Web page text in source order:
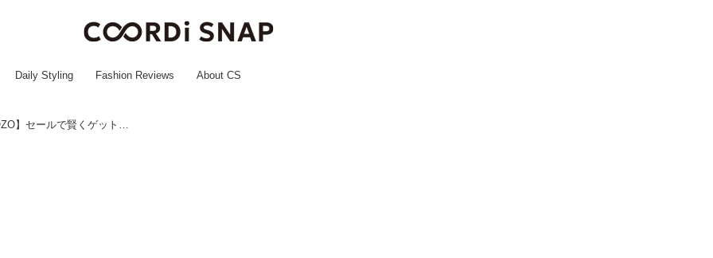
Daily Styling Fashion Reviews About CS
『1,000円切ってる』だと！？【ZOZO】セールで賢くゲットした「お値打ちトップス」